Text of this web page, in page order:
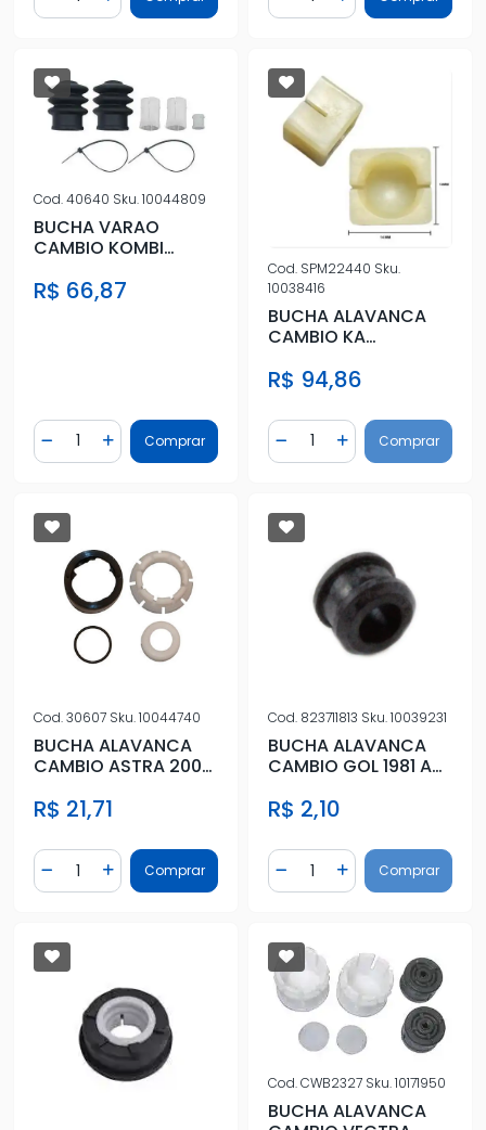
Diminuir Quantidade
Adicionar Quantidade Diminuir Quantidade
Adicionar
Cod.40640 Sku.10044809
BUCHA VARAO
CAMBIO KOMBI
R$ 66,87
Diminuir Quantidade
Quantidade
Adicionar Quantidade
Comprar
Cod. SPM22440 Sku.
10038416
BUCHA ALAVANCA
CAMBIO KA
FIESTA FOCUS
(HASTE)
R$ 94,86
Diminuir Quantidade
Quantidade
AdicionarComprar
Cod.30607 Sku.10044740
BUCHA ALAVANCA
CAMBIO ASTRA 2006
R$ 21,71
Diminuir Quantidade
Quantidade
Adicionar Quantidade
Comprar
Cod. 823711813 Sku.10039231
BUCHA ALAVANCA
CAMBIO GOL 1981 A
R$ 2,10
Diminuir Quantidade
Quantidade
AdicionarComprar
Cod.CWB2327 Sku.10171950
BUCHA ALAVANCA